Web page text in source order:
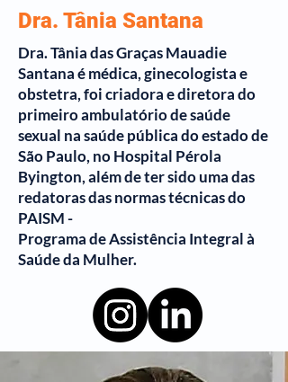
Dra. Tânia Santana
Dra. Tânia das Graças Mauadie
Santana é médica, ginecologista e
obstetra, foi criadora e diretora do
primeiro ambulatório de saúde
sexual na saúde pública do estado de
São Paulo, no Hospital Pérola
Byington, além de ter sido uma das
redatoras das normas técnicas do
PAISM -
Programa de Assistência Integral à
Saúde da Mulher.